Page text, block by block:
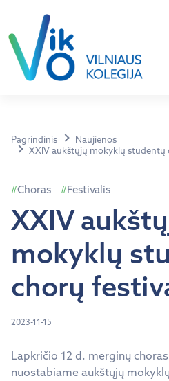
Pagrindinis
Naujienos
XXIV aukštųjų mokyklų studentų
Choras Festivalis
XXIV
mokyklų
chorų
2023-11-15
Lapkričio 12 d. merginų
nuostabiame aukštųjų